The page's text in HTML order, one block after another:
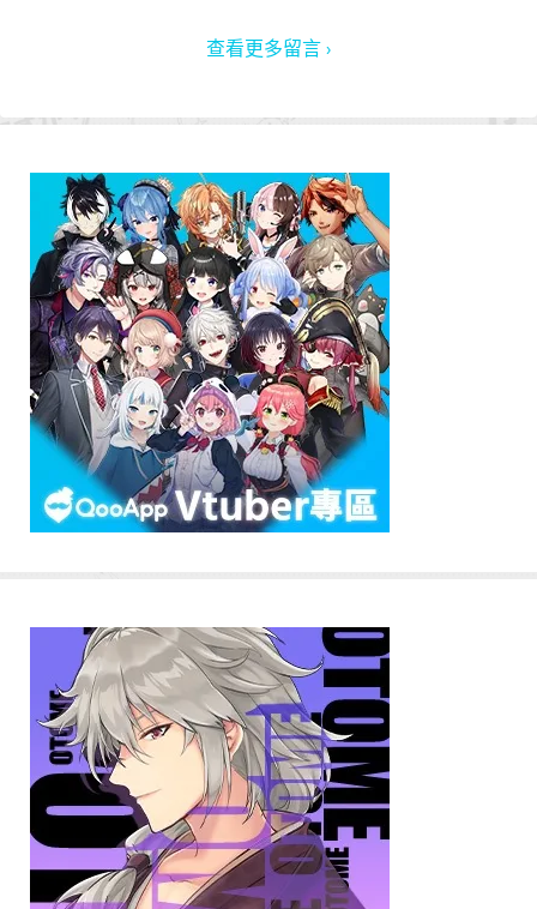
查看更多留言 ›